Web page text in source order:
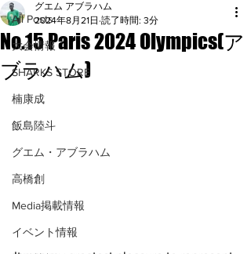
All Posts
大会情報
SHARKS STORE
楠康成
飯島陸斗
グエム・アブラハム
高橋創
Media掲載情報
イベント情報
No.15 Paris 2024 Olympics(ア
ブラハム)
グエム アブラハム
2024年8月21日 読了時間: 3分